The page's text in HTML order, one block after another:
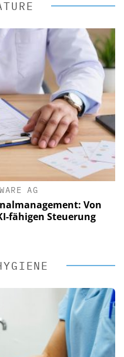
AG
Von
fähigen Steuerung